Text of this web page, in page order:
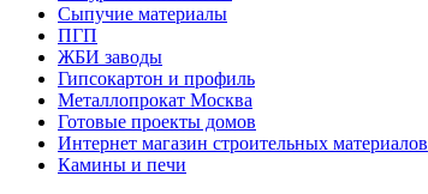
Сыпучие материалы
ПГП
ЖБИ заводы
Гипсокартон и профиль
Металлопрокат Москва
Готовые проекты домов
Интернет магазин строительных материалов
Камины и печи